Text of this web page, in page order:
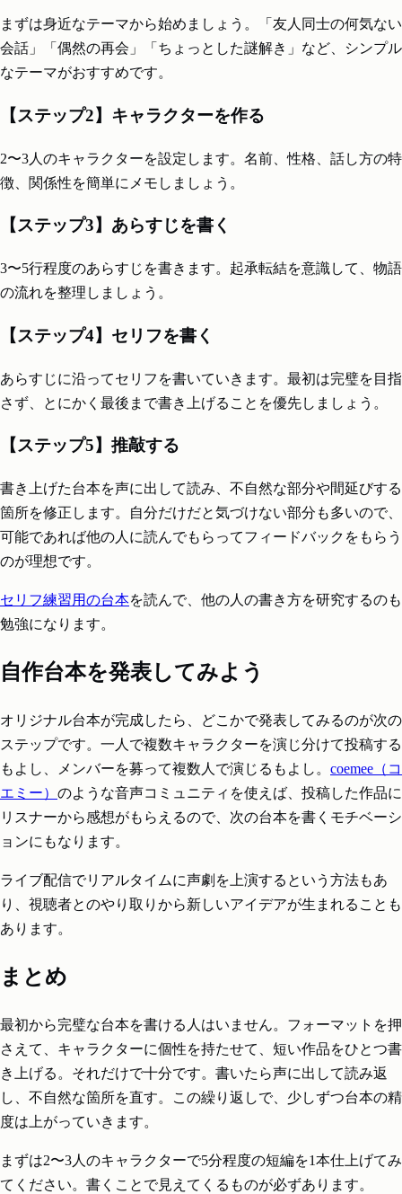
まずは身近なテーマから始めましょう。「友人同士の何気ない
会話」「偶然の再会」「ちょっとした謎解き」など、シンプル
なテーマがおすすめです。
【ステップ2】キャラクターを作る
2〜3人のキャラクターを設定します。名前、性格、話し方の特
徴、関係性を簡単にメモしましょう。
【ステップ3】あらすじを書く
3〜5行程度のあらすじを書きます。起承転結を意識して、物語
の流れを整理しましょう。
【ステップ4】セリフを書く
あらすじに沿ってセリフを書いていきます。最初は完璧を目指
さず、とにかく最後まで書き上げることを優先しましょう。
【ステップ5】推敲する
書き上げた台本を声に出して読み、不自然な部分や間延びする
箇所を修正します。自分だけだと気づけない部分も多いので、
可能であれば他の人に読んでもらってフィードバックをもらう
のが理想です。
セリフ練習用の台本を読んで、他の人の書き方を研究するのも
勉強になります。
自作台本を発表してみよう
オリジナル台本が完成したら、どこかで発表してみるのが次の
ステップです。一人で複数キャラクターを演じ分けて投稿する
もよし、メンバーを募って複数人で演じるもよし。 coemee（コ
エミー） のような音声コミュニティを使えば、投稿した作品に
リスナーから感想がもらえるので、次の台本を書くモチベーシ
ョンにもなります。
ライブ配信でリアルタイムに声劇を上演するという方法もあ
り、視聴者とのやり取りから新しいアイデアが生まれることも
あります。
まとめ
最初から完璧な台本を書ける人はいません。フォーマットを押
さえて、キャラクターに個性を持たせて、短い作品をひとつ書
き上げる。それだけで十分です。書いたら声に出して読み返
し、不自然な箇所を直す。この繰り返しで、少しずつ台本の精
度は上がっていきます。
まずは2〜3人のキャラクターで5分程度の短編を1本仕上げてみ
てください。書くことで見えてくるものが必ずあります。